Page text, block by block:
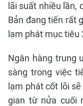
lãi suất nhiều lần,
Bản đang tiến rất
lạm phát mục tiêu
Ngân hàng trung
sàng trong việc
lạm phát cốt lõi
gian từ nửa cuối